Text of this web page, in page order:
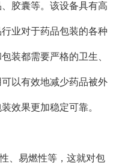
胶囊等。该设备具有高
业对于药品包装的各种
装都需要严格的卫生、
以有效地减少药品被外
效果更加稳定可靠。
、易燃性等，这就对包